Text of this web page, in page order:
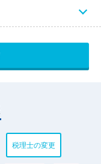
税理士の変更